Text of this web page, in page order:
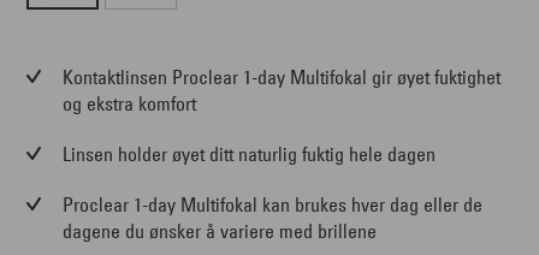
Kontaktlinsen Proclear 1-day Multifokal gir øyet fuktighet
og ekstra komfort
Linsen holder øyet ditt naturlig fuktig hele dagen
Proclear 1-day Multifokal kan brukes hver dag eller de
dagene du ønsker å variere med brillene